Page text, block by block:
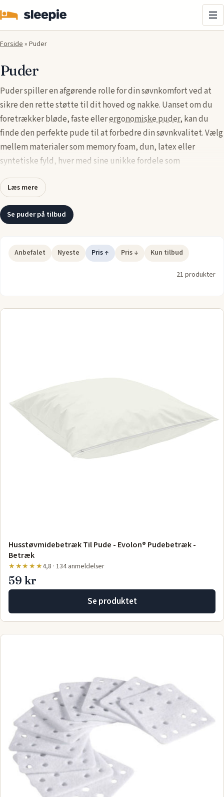
Forside» Puder
Puder
Puder spiller en afgørende rolle for din søvnkomfort ved at
sikre den rette støtte til dit hoved og nakke. Uanset om du
foretrækker bløde, faste ellerergonomiske puder, kan du
finde den perfekte pude til at forbedre din søvnkvalitet. Vælg
mellem materialer som memory foam, dun, latex eller
syntetiske fyld, hver med sine unikke fordele som
trykaflastning, allergivenlighed og temperaturregulering.
Udforsk vores udvalg af puder og find den, der passer bedst
til din sovestilling og personlige præferencer.
Læs mere
Se puder på tilbud
Anbefalet Nyeste Pris ↑ Pris ↓ Kun tilbud
21 produkter
Husstøvmidebetræk Til Pude - Evolon® Pudebetræk -
Betræk
★★★★★4,8 · 134 anmeldelser
59 kr
Se produktet